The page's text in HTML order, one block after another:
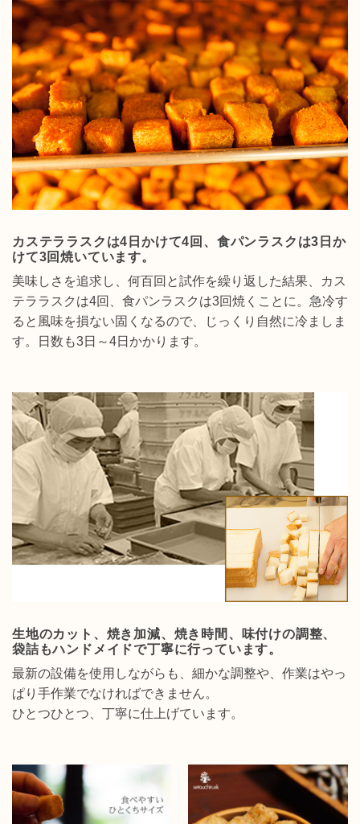
カステララスクは4日かけて4回、食パンラスクは3日か
けて3回焼いています。
美味しさを追求し、何百回と試作を繰り返した結果、カス
テララスクは4回、食パンラスクは3回焼くことに。急冷す
ると風味を損ない固くなるので、じっくり自然に冷ましま
す。日数も3日～4日かかります。
生地のカット、焼き加減、焼き時間、味付けの調整、
袋詰もハンドメイドで丁寧に行っています。
最新の設備を使用しながらも、細かな調整や、作業はやっ
ぱり手作業でなければできません。
ひとつひとつ、丁寧に仕上げています。